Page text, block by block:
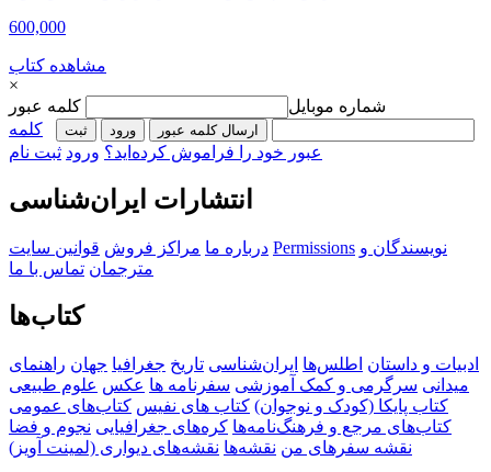
600,000
مشاهده کتاب
×
شماره موبایل
کلمه عبور
ارسال کلمه عبور ورود ثبت‌
کلمه
عبور خود را فراموش کرده‌اید؟ ورود ثبت نام
انتشارات ایران‌شناسی
درباره ما مراکز فروش قوانین سایت Permissions نویسندگان و
مترجمان تماس با ما
کتاب‌ها
ادبیات و داستان اطلس‌ها ایران‌شناسی تاریخ جغرافیا جهان راهنمای
میدانی سرگرمی و کمک آموزشی سفرنامه‌ ها عکس علوم طبیعی
کتاب‌ پایکا (کودک و نوجوان) کتاب های نفیس کتاب‌های عمومی
کتاب‌های مرجع و فرهنگ‌نامه‌ها کره‌های جغرافیایی نجوم و فضا
نقشه سفرهای من نقشه‌ها نقشه‌های دیواری (لمینت آویز)